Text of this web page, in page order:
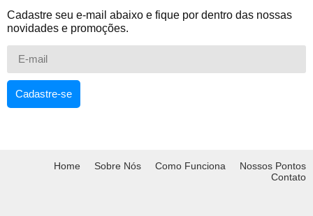
Cadastre seu e-mail abaixo e fique por dentro das nossas
novidades e promoções.
Cadastre-se
Home Sobre Nós Como Funciona
Nossos Pontos
Contato